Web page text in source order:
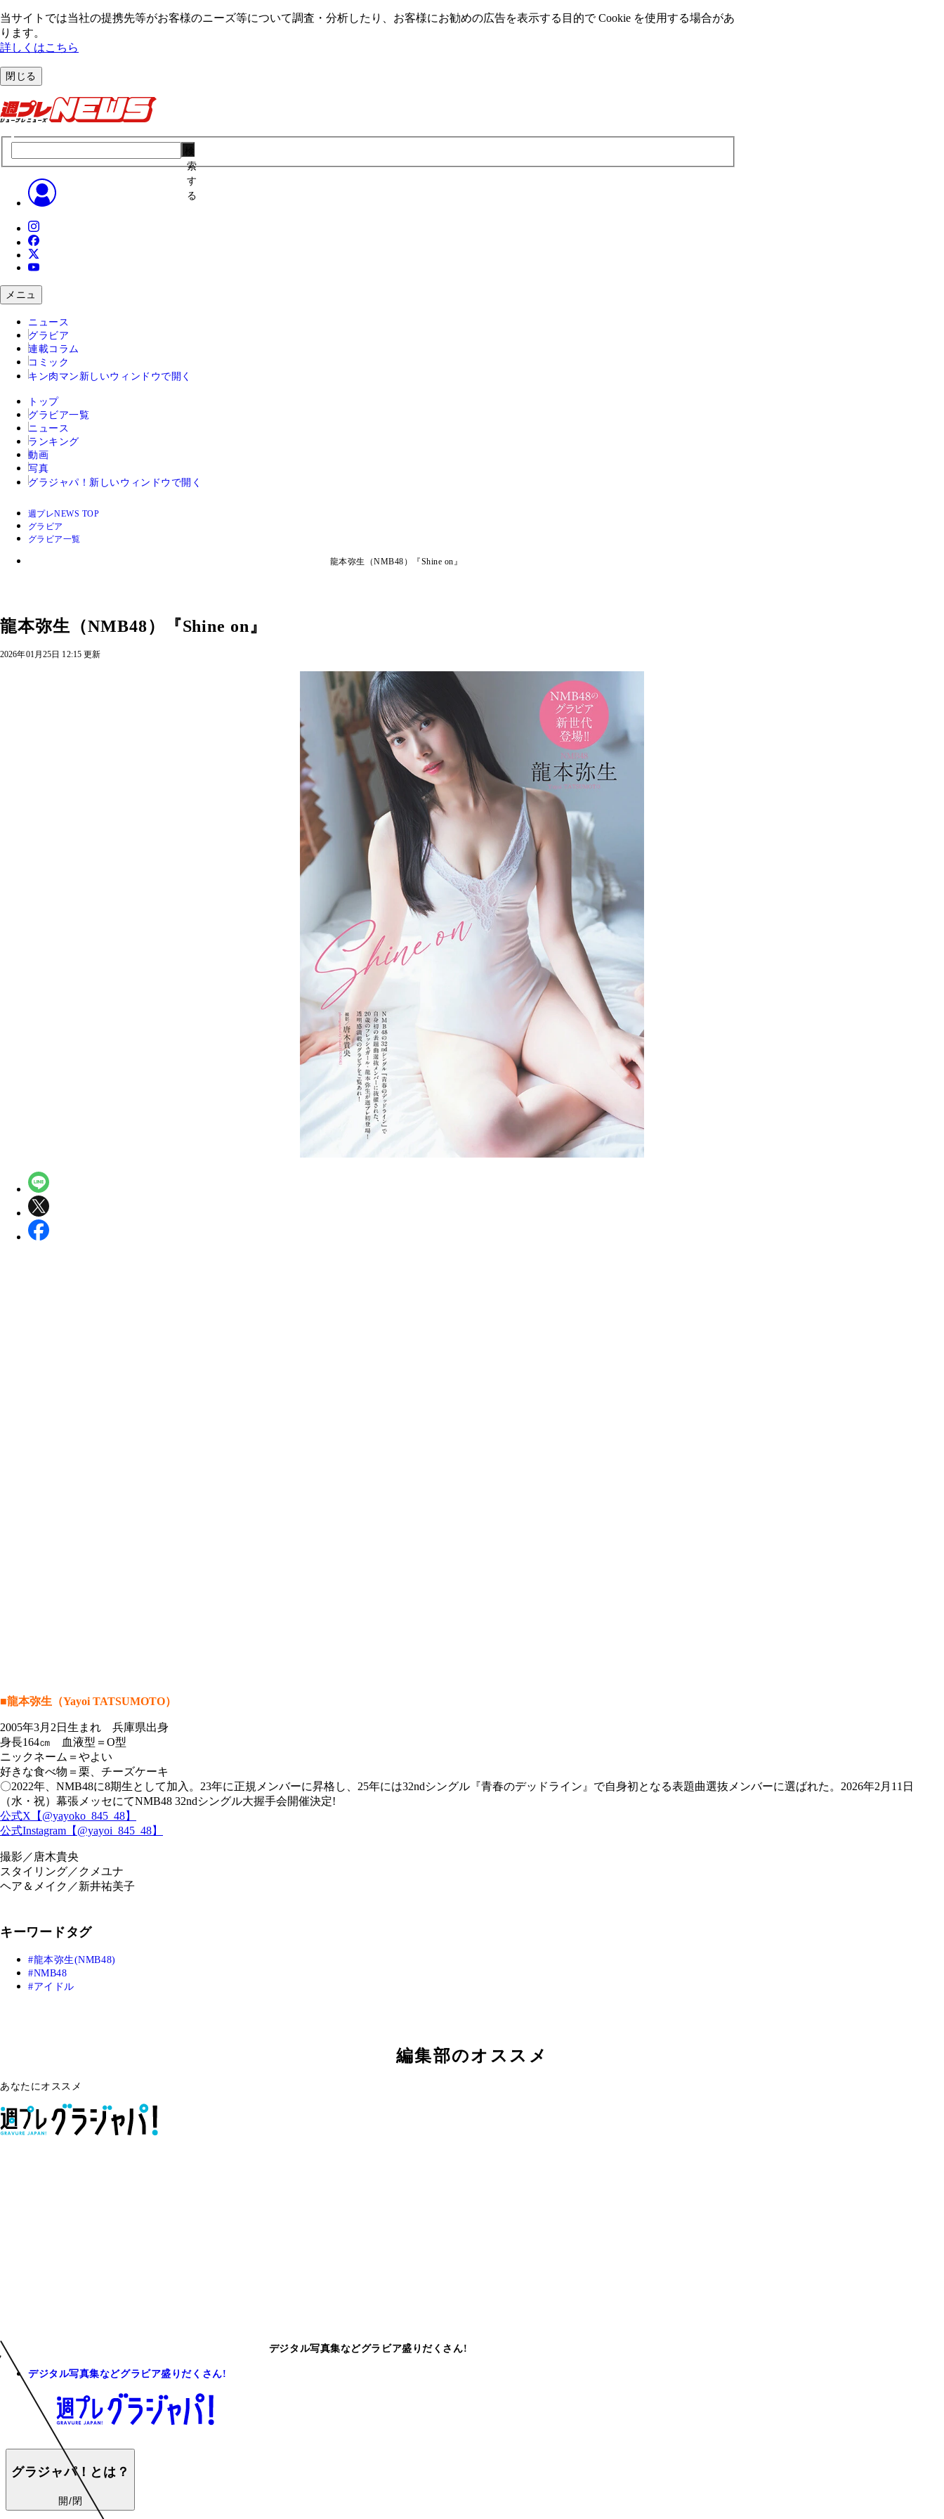
当サイトでは当社の提携先等がお客様のニーズ等について調査・分析したり、お客様にお勧めの広告を表⽰する⽬的で Cookie を使⽤する場合があ
ります。
詳しくはこちら
閉じる
索
す
る
メニュ
ニュース
グラビア
連載コラム
コミック
キン肉マン 新しいウィンドウで開く
トップ
グラビア一覧
ニュース
ランキング
動画
写真
グラジャパ！ 新しいウィンドウで開く
週プレNEWS TOP
グラビア
グラビア一覧
龍本弥生（NMB48）『Shine on』
龍本弥生（NMB48）『Shine on』
2026年01月25日 12:15 更新
■龍本弥生（Yayoi TATSUMOTO）
2005年3月2日生まれ 兵庫県出身
身長164㎝ 血液型＝O型
ニックネーム＝やよい
好きな食べ物＝栗、チーズケーキ
〇2022年、NMB48に8期生として加入。23年に正規メンバーに昇格し、25年には32ndシングル『青春のデッドライン』で自身初となる表題曲選抜メンバーに選ばれた。2026年2月11日
（水・祝）幕張メッセにてNMB48 32ndシングル大握手会開催決定!
公式X【@yayoko_845_48】
公式Instagram【@yayoi_845_48】
撮影／唐木貴央
スタイリング／クメユナ
ヘア＆メイク／新井祐美子
キーワードタグ
龍本弥生(NMB48)
NMB48
アイドル
編集部のオススメ
あなたにオススメ
デジタル写真集などグラビア盛りだくさん!
デジタル写真集などグラビア盛りだくさん!
グラジャパ！とは？
開/閉